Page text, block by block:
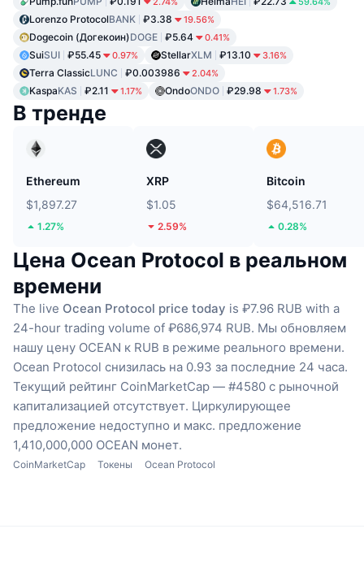
Lorenzo ProtocolBANK ₽3.38 19.56%
Dogecoin (Догекоин)DOGE ₽5.64 0.41%
SuiSUI ₽55.45 0.97% StellarXLM ₽13.10 3.16%
Terra ClassicLUNC ₽0.003986 2.04%
KaspaKAS ₽2.11 1.17% OndoONDO ₽29.98 1.73%
В тренде
Ethereum
$1,897.27
1.27%
XRP
$1.05
2.59%
Bitcoin
$64,516.71
0.28%
Цена Ocean Protocol в реальном
времени
The live Ocean Protocol price today is ₽7.96 RUB with a
24-hour trading volume of ₽686,974 RUB. Мы обновляем
нашу цену OCEAN к RUB в режиме реального времени.
Ocean Protocol снизилась на 0.93 за последние 24 часа.
Текущий рейтинг CoinMarketCap — #4580 с рыночной
капитализацией отсутствует. Циркулирующее
предложение недоступно и макс. предложение
1,410,000,000 OCEAN монет.
CoinMarketCap Токены Ocean Protocol